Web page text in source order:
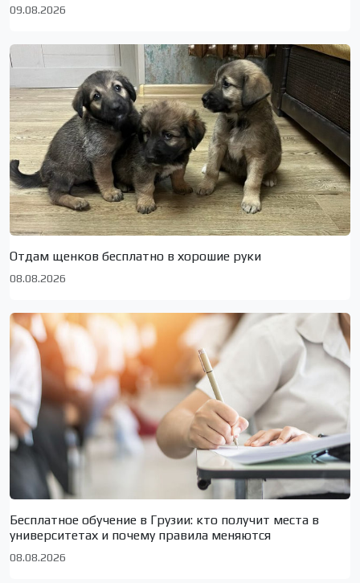
09.08.2026
Отдам щенков бесплатно в хорошие руки
08.08.2026
Бесплатное обучение в Грузии: кто получит места в
университетах и почему правила меняются
08.08.2026